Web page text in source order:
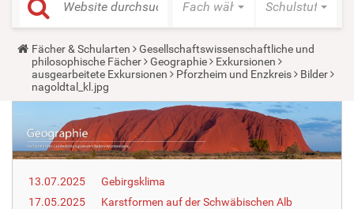
Fach wählen Schulstufe
Y
o
u
a
r
e
r
e
Fächer & Schularten
Gesellschaftswissenschaftliche und
philosophische Fächer
Geographie
Exkursionen
ausgearbeitete Exkursionen
Pforzheim und Enzkreis
Bilder
nagoldtal_kl.jpg
13.07.2025
Gebirgsklima
17.05.2025
Karstformen auf der Schwäbischen Alb